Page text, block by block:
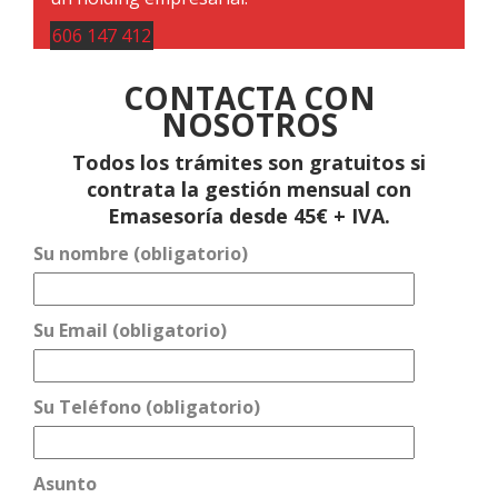
606 147 412
CONTACTA CON
NOSOTROS
Todos los trámites son gratuitos si
contrata la gestión mensual con
Emasesoría desde 45€ + IVA.
Su nombre (obligatorio)
Su Email (obligatorio)
Su Teléfono (obligatorio)
Asunto